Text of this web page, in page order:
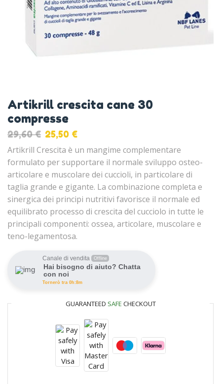
Artikrill crescita cane 30
compresse
29,60€ 25,50 €
Artikrill Crescita è un mangime complementare
formulato per supportare il normale sviluppo osteo-
articolare e muscolare dei cuccioli, in particolare di
taglia grande e gigante. La combinazione completa e
sinergica dei principi nutritivi favorisce il normale ed
equilibrato processo di crescita del cucciolo in tutte le
principali componenti: ossea, articolare, muscolare e
teno-legamentosa.
Canale di vendita Offline
Hai bisogno di aiuto? Chatta
con noi
Tornerò tra 0h:8m
GUARANTEED SAFE CHECKOUT